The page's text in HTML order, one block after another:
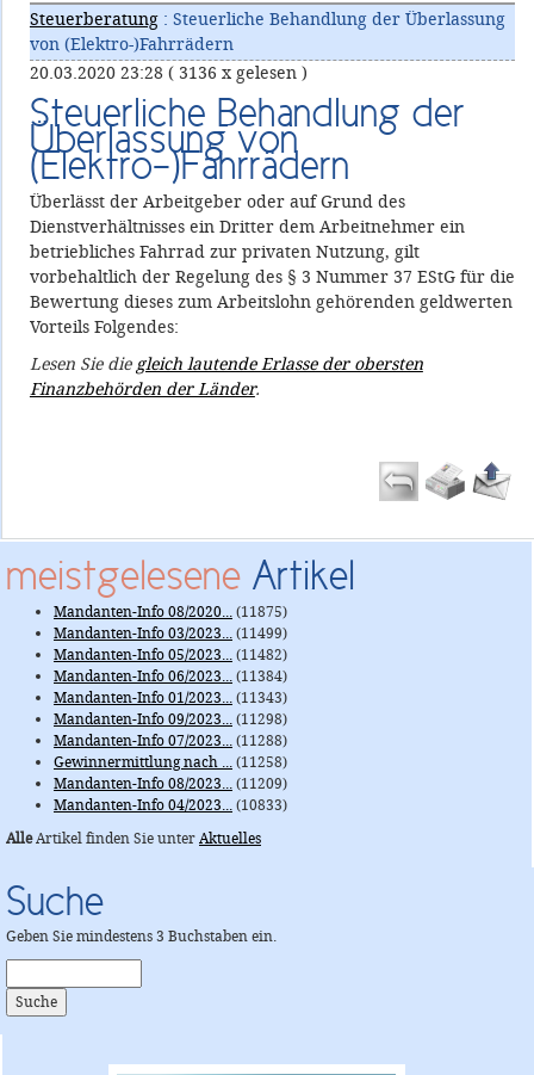
Steuerberatung: Steuerliche Behandlung der Überlassung
von (Elektro-)Fahrrädern
20.03.2020 23:28 ( 3136 x gelesen )
Steuerliche Behandlung der
Überlassung von
(Elektro-)Fahrrädern
Überlässt der Arbeitgeber oder auf Grund des
Dienstverhältnisses ein Dritter dem Arbeitnehmer ein
betriebliches Fahrrad zur privaten Nutzung, gilt
vorbehaltlich der Regelung des § 3 Nummer 37 EStG für die
Bewertung dieses zum Arbeitslohn gehörenden geldwerten
Vorteils Folgendes:
Lesen Sie die gleich lautende Erlasse der obersten
Finanzbehörden der Länder​.
meistgelesene Artikel
Mandanten-Info 08/2020...(11875)
Mandanten-Info 03/2023...(11499)
Mandanten-Info 05/2023...(11482)
Mandanten-Info 06/2023...(11384)
Mandanten-Info 01/2023...(11343)
Mandanten-Info 09/2023...(11298)
Mandanten-Info 07/2023...(11288)
Gewinnermittlung nach ...(11258)
Mandanten-Info 08/2023...(11209)
Mandanten-Info 04/2023...(10833)
AlleArtikel finden Sie unterAktuelles
Suche
Geben Sie mindestens 3 Buchstaben ein.